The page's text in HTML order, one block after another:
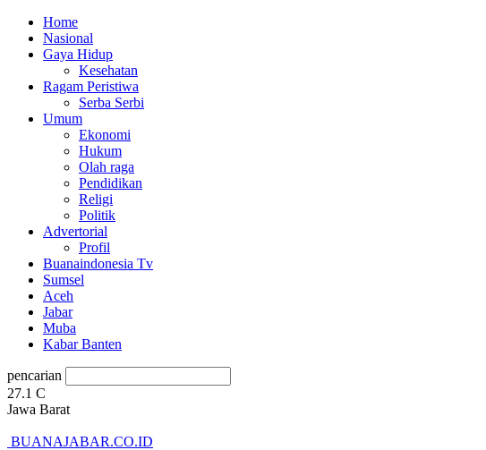
Home
Nasional
Gaya Hidup
Kesehatan
Ragam Peristiwa
Serba Serbi
Umum
Ekonomi
Hukum
Olah raga
Pendidikan
Religi
Politik
Advertorial
Profil
Buanaindonesia Tv
Sumsel
Aceh
Jabar
Muba
Kabar Banten
pencarian
27.1 C
Jawa Barat
BUANAJABAR.CO.ID